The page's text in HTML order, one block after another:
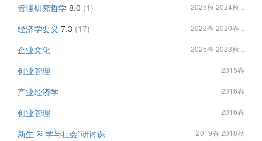
管理研究哲学 8.0 (1) 2025秋 2024秋...
经济学要义 7.3 (17) 2022春 2020春...
企业文化 2025春 2023秋...
创业管理 2015春
产业经济学 2016春
创业管理 2016春
新生“科学与社会”研讨课 2019春 2018秋